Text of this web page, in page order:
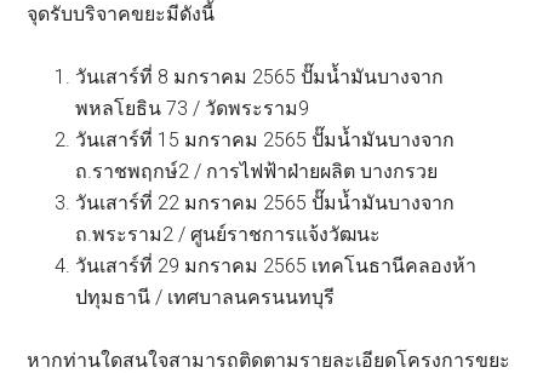
จุดรับบริจาคขยะมีดังนี้
วันเสาร์ที่ 8 มกราคม 2565 ปั๊มน้ำมันบางจาก
พหลโยธิน 73 / วัดพระราม9
วันเสาร์ที่ 15 มกราคม 2565 ปั๊มน้ำมันบางจาก
ถ.ราชพฤกษ์2 / การไฟฟ้าฝ่ายผลิต บางกรวย
วันเสาร์ที่ 22 มกราคม 2565 ปั๊มน้ำมันบางจาก
ถ.พระราม2 / ศูนย์ราชการแจ้งวัฒนะ
วันเสาร์ที่ 29 มกราคม 2565 เทคโนธานีคลองห้า
ปทุมธานี / เทศบาลนครนนทบุรี
หากท่านใดสนใจสามารถติดตามรายละเอียดโครงการขยะ